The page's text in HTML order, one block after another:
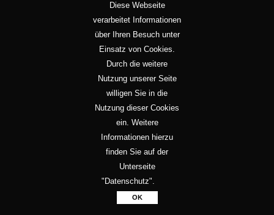
| Datenschutz
Diese Webseite
verarbeitet Informationen
über Ihren Besuch unter
Einsatz von Cookies.
Durch die weitere
Nutzung unserer Seite
willigen Sie in die
Nutzung dieser Cookies
ein. Weitere
Informationen hierzu
finden Sie auf der
Unterseite
"Datenschutz".
OK